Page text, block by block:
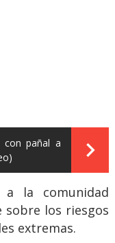
con pañal a
a la comunidad
sobre los riesgos
extremas.